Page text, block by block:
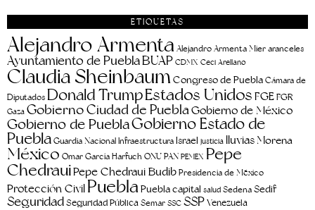
ETIQUETAS
Alejandro Armenta Alejandro Armenta Mier aranceles
Ayuntamiento de PueblaBUAP CDMX Ceci Arellano
Claudia SheinbaumCongreso de Puebla Cámara de
Diputados Donald TrumpEstados Unidos FGEFGR
Gaza Gobierno Ciudad de Puebla Gobierno de México
Gobierno de PueblaGobierno Estado de
PueblaGuardia Nacional Infraestructura Israel justicia lluvias Morena
México Omar García Harfuch ONU PAN PEMEX Pepe
ChedrauiPepe Chedraui BudibPresidencia de México
Protección Civil PueblaPuebla capital salud Sedena Sedif
SeguridadSeguridad Pública Semar SSC SSPVenezuela